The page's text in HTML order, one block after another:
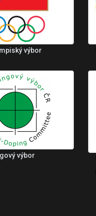
výbor
výbor